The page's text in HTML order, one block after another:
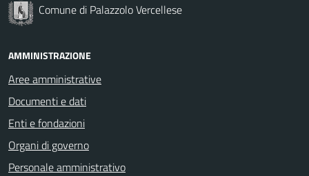
Comune di Palazzolo Vercellese
AMMINISTRAZIONE
Aree amministrative
Documenti e dati
Enti e fondazioni
Organi di governo
Personale amministrativo